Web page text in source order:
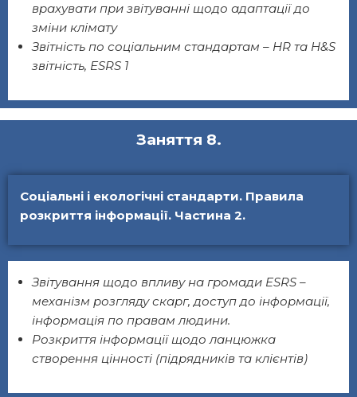
врахувати при звітуванні щодо адаптації до
зміни клімату
Звітність по соціальним стандартам – HR та H&S
звітність, ESRS 1
Заняття 8.
Соціальні і екологічні стандарти. Правила
розкриття інформації. Частина 2.
Звітування щодо впливу на громади ESRS –
механізм розгляду скарг, доступ до інформації,
інформація по правам людини.
Розкриття інформації щодо ланцюжка
створення цінності (підрядників та клієнтів)